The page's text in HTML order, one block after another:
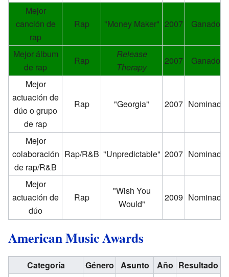
Mejor
canción de
rap
Rap "Money Maker" 2007 Ganador
Mejor álbum
de rap
Rap
Release
Therapy
2007
Ganador
Mejor
actuación de
dúo o grupo
de rap
Rap "Georgia" 2007 Nominado
Mejor
colaboración
de rap/R&B
Rap/R&B "Unpredictable" 2007 Nominado
Mejor
actuación de
dúo
Rap
"Wish You
Would"
2009 Nominado
American Music Awards
Categoría Género Asunto Año Resultado